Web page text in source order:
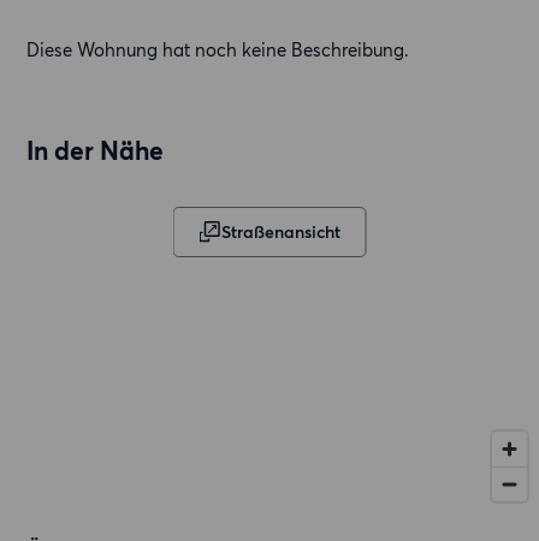
Diese Wohnung hat noch keine Beschreibung.
In der Nähe
Straßenansicht